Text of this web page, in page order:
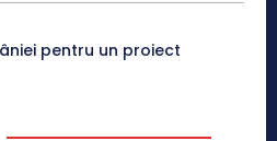
pentru un proiect